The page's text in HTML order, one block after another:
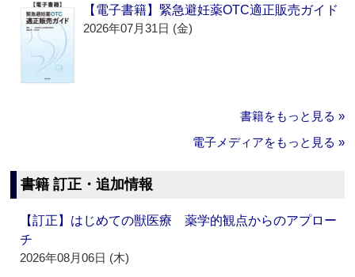
【電子書籍】緊急避妊薬OTC適正販売ガイド
2026年07月31日 (金)
書籍をもっと見る »
電子メディアをもっと見る »
書籍 訂正・追加情報
【訂正】はじめての獣医療 薬学的観点からのアプロー
チ
2026年08月06日 (木)